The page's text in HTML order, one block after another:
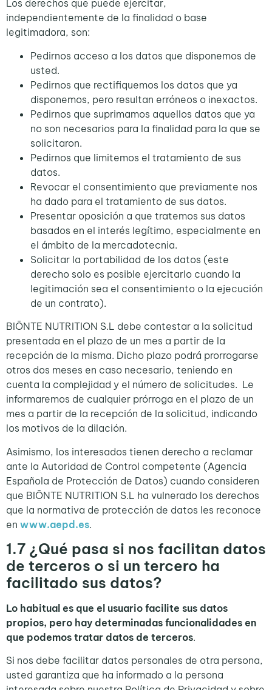
Los derechos que puede ejercitar,
independientemente de la finalidad o base
legitimadora, son:
Pedirnos acceso a los datos que disponemos de
usted.
Pedirnos que rectifiquemos los datos que ya
disponemos, pero resultan erróneos o inexactos.
Pedirnos que suprimamos aquellos datos que ya
no son necesarios para la finalidad para la que se
solicitaron.
Pedirnos que limitemos el tratamiento de sus
datos.
Revocar el consentimiento que previamente nos
ha dado para el tratamiento de sus datos.
Presentar oposición a que tratemos sus datos
basados en el interés legítimo, especialmente en
el ámbito de la mercadotecnia.
Solicitar la portabilidad de los datos (este
derecho solo es posible ejercitarlo cuando la
legitimación sea el consentimiento o la ejecución
de un contrato).
BIŌNTE NUTRITION S.L debe contestar a la solicitud
presentada en el plazo de un mes a partir de la
recepción de la misma. Dicho plazo podrá prorrogarse
otros dos meses en caso necesario, teniendo en
cuenta la complejidad y el número de solicitudes. Le
informaremos de cualquier prórroga en el plazo de un
mes a partir de la recepción de la solicitud, indicando
los motivos de la dilación.
Asimismo, los interesados tienen derecho a reclamar
ante la Autoridad de Control competente (Agencia
Española de Protección de Datos) cuando consideren
que BIŌNTE NUTRITION S.L ha vulnerado los derechos
que la normativa de protección de datos les reconoce
en www.aepd.es.
1.7 ¿Qué pasa si nos facilitan datos
de terceros o si un tercero ha
facilitado sus datos?
Lo habitual es que el usuario facilite sus datos
propios, pero hay determinadas funcionalidades en
que podemos tratar datos de terceros.
Si nos debe facilitar datos personales de otra persona,
usted garantiza que ha informado a la persona